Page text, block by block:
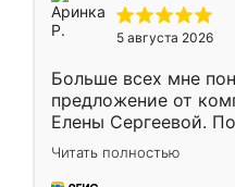
5 августа 2026
Больше всех мне
предложение от
Елены Сергеевой.
короткие сроки
для замера
Читать полностью